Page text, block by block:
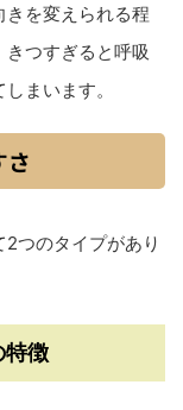
を変えられる程
つすぎると呼吸
まいます。
さ
つのタイプがあり
特徴